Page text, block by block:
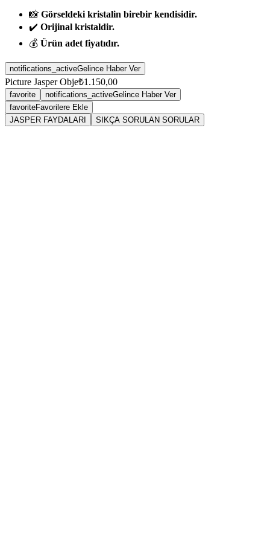
📸 Görseldeki kristalin birebir kendisidir.
✔️ Orijinal kristaldir.
💰 Ürün adet fiyatıdır.
notifications_activeGelince Haber Ver
Picture Jasper Obje₺1.150,00
favorite notifications_activeGelince Haber Ver
favoriteFavorilere Ekle
JASPER FAYDALARI
SIKÇA SORULAN SORULAR